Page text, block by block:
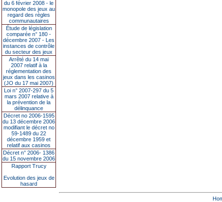
du 6 février 2008 - le
monopole des jeux au
regard des règles
communautaires
Étude de législation
comparée n° 180 -
décembre 2007 - Les
instances de contrôle
du secteur des jeux
Arrêté du 14 mai
2007 relatif à la
réglementation des
jeux dans les casinos
(JO du 17 mai 2007)
Loi n° 2007-297 du 5
mars 2007 relative à
la prévention de la
délinquance
Décret no 2006-1595
du 13 décembre 2006
modifiant le décret no
59-1489 du 22
décembre 1959 et
relatif aux casinos
Décret n° 2006- 1386
du 15 novembre 2006
Rapport Trucy
Evolution des jeux de
hasard